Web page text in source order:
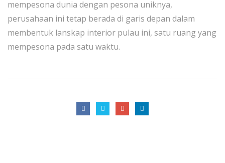
mempesona dunia dengan pesona uniknya,
perusahaan ini tetap berada di garis depan dalam
membentuk lanskap interior pulau ini, satu ruang yang
mempesona pada satu waktu.